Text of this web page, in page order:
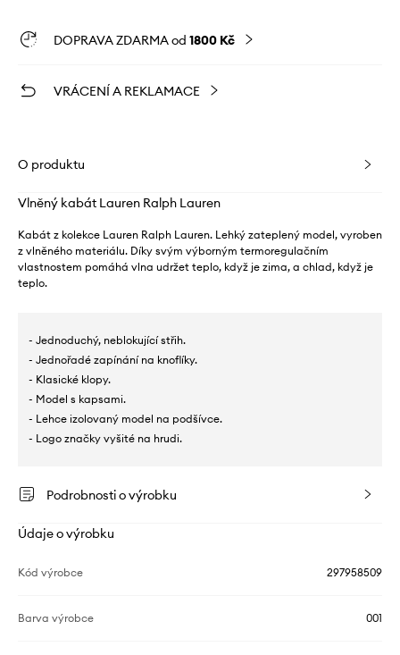
DOPRAVA ZDARMA od 1800 Kč
VRÁCENÍ A REKLAMACE
O produktu
Vlněný kabát Lauren Ralph Lauren
Kabát z kolekce Lauren Ralph Lauren. Lehký zateplený model, vyroben
z vlněného materiálu. Díky svým výborným termoregulačním
vlastnostem pomáhá vlna udržet teplo, když je zima, a chlad, když je
teplo.
- Jednoduchý, neblokující střih.
- Jednořadé zapínání na knoflíky.
- Klasické klopy.
- Model s kapsami.
- Lehce izolovaný model na podšívce.
- Logo značky vyšité na hrudi.
Podrobnosti o výrobku
Údaje o výrobku
Kód výrobce 297958509
Barva výrobce 001